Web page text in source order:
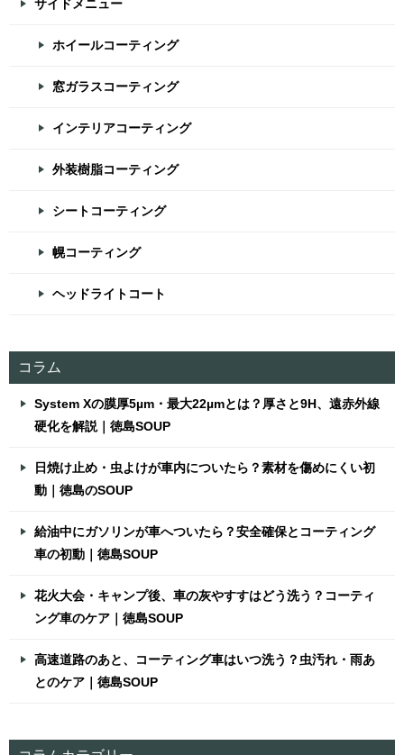
サイドメニュー
ホイールコーティング
窓ガラスコーティング
インテリアコーティング
外装樹脂コーティング
シートコーティング
幌コーティング
ヘッドライトコート
コラム
System Xの膜厚5µm・最大22µmとは？厚さと9H、遠赤外線
硬化を解説｜徳島SOUP
日焼け止め・虫よけが車内についたら？素材を傷めにくい初
動｜徳島のSOUP
給油中にガソリンが車へついたら？安全確保とコーティング
車の初動｜徳島SOUP
花火大会・キャンプ後、車の灰やすすはどう洗う？コーティ
ング車のケア｜徳島SOUP
高速道路のあと、コーティング車はいつ洗う？虫汚れ・雨あ
とのケア｜徳島SOUP